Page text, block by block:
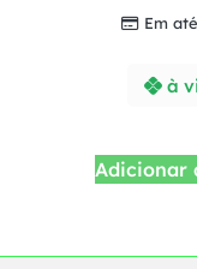
Em
à
Adicionar